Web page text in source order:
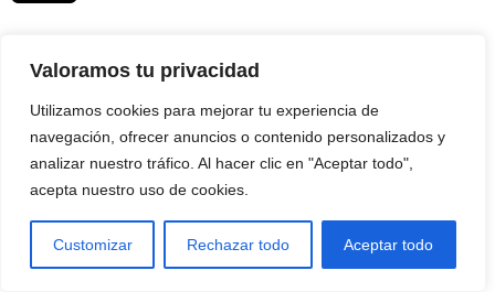
Valoramos tu privacidad
Utilizamos cookies para mejorar tu experiencia de
navegación, ofrecer anuncios o contenido personalizados y
analizar nuestro tráfico. Al hacer clic en "Aceptar todo",
acepta nuestro uso de cookies.
Customizar Rechazar todo Aceptar todo
LinkedIn